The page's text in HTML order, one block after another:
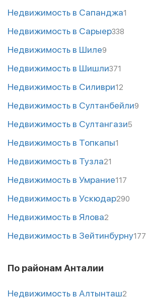
Недвижимость в Сапанджа1
Недвижимость в Сарыер338
Недвижимость в Шиле9
Недвижимость в Шишли371
Недвижимость в Силиври12
Недвижимость в Султанбейли9
Недвижимость в Султангази5
Недвижимость в Топкапы1
Недвижимость в Тузла21
Недвижимость в Умрание117
Недвижимость в Ускюдар290
Недвижимость в Ялова2
Недвижимость в Зейтинбурну177
По районам Анталии
Недвижимость в Алтынташ2